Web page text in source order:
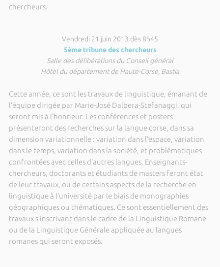
chercheurs.
Vendredi 21 juin 2013 dès 8h45
5ème tribune des chercheurs
Salle des délibérations du Conseil général
Hôtel du département de Haute-Corse, Bastia
Cette année, ce sont les travaux de linguistique, émanant de
l’équipe dirigée par Marie-José Dalbera-Stefanaggi, qui
seront mis à l’honneur. Les conférences et posters
présenteront des recherches sur la langue corse, dans sa
dimension variationnelle : variation dans l’espace, variation
dans le temps, variation dans la société, et problématiques
confrontées avec celles d’autres langues. Enseignants-
chercheurs, doctorants et étudiants de masters feront état
de leur travaux, ou de certains aspects de la recherche en
linguistique à l’université par le biais de monographies
géographiques ou thématiques. Ce sont essentiellement des
travaux s’inscrivant dans le cadre de la Linguistique Romane
ou de la Linguistique Générale appliquée au langues
romanes qui seront exposés.